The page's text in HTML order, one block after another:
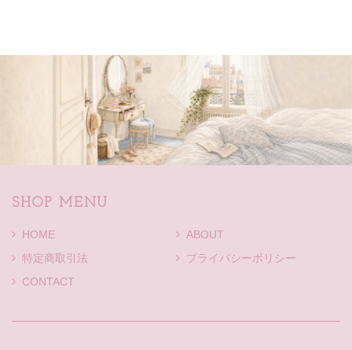
SHOP MENU
HOME
ABOUT
特定商取引法
プライバシーポリシー
CONTACT